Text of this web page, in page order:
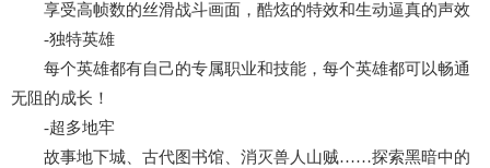
享受高帧数的丝滑战斗画面，酷炫的特效和生动逼真的声效
-独特英雄
每个英雄都有自己的专属职业和技能，每个英雄都可以畅通
无阻的成长！
-超多地牢
故事地下城、古代图书馆、消灭兽人山贼……探索黑暗中的